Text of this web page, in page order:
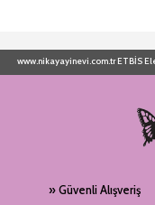
www.nikayayinevi.com.tr ETBİS
» Güvenli Alışveriş